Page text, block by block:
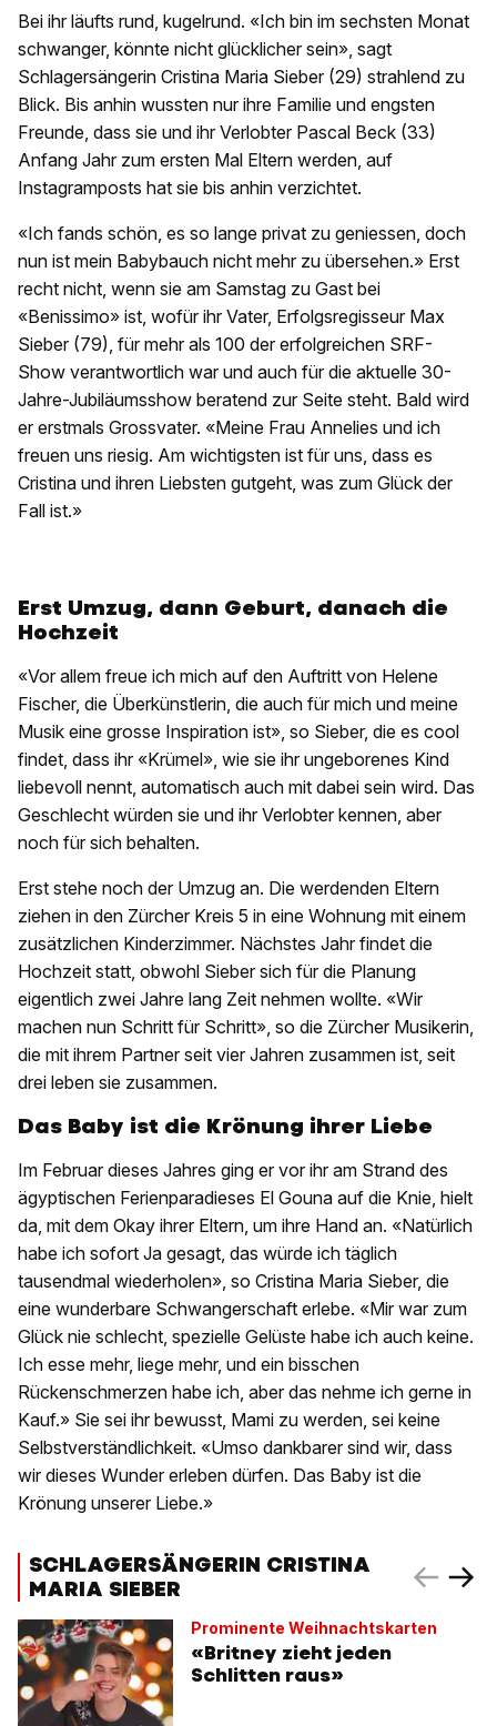
Bei ihr läufts rund, kugelrund. «Ich bin im sechsten Monat
schwanger, könnte nicht glücklicher sein», sagt
Schlagersängerin Cristina Maria Sieber (29) strahlend zu
Blick. Bis anhin wussten nur ihre Familie und engsten
Freunde, dass sie und ihr Verlobter Pascal Beck (33)
Anfang Jahr zum ersten Mal Eltern werden, auf
Instagramposts hat sie bis anhin verzichtet.
«Ich fands schön, es so lange privat zu geniessen, doch
nun ist mein Babybauch nicht mehr zu übersehen.» Erst
recht nicht, wenn sie am Samstag zu Gast bei
«Benissimo» ist, wofür ihr Vater, Erfolgsregisseur Max
Sieber (79), für mehr als 100 der erfolgreichen SRF-
Show verantwortlich war und auch für die aktuelle 30-
Jahre-Jubiläumsshow beratend zur Seite steht. Bald wird
er erstmals Grossvater. «Meine Frau Annelies und ich
freuen uns riesig. Am wichtigsten ist für uns, dass es
Cristina und ihren Liebsten gutgeht, was zum Glück der
Fall ist.»
Erst Umzug, dann Geburt, danach die
Hochzeit
«Vor allem freue ich mich auf den Auftritt von Helene
Fischer, die Überkünstlerin, die auch für mich und meine
Musik eine grosse Inspiration ist», so Sieber, die es cool
findet, dass ihr «Krümel», wie sie ihr ungeborenes Kind
liebevoll nennt, automatisch auch mit dabei sein wird. Das
Geschlecht würden sie und ihr Verlobter kennen, aber
noch für sich behalten.
Erst stehe noch der Umzug an. Die werdenden Eltern
ziehen in den Zürcher Kreis 5 in eine Wohnung mit einem
zusätzlichen Kinderzimmer. Nächstes Jahr findet die
Hochzeit statt, obwohl Sieber sich für die Planung
eigentlich zwei Jahre lang Zeit nehmen wollte. «Wir
machen nun Schritt für Schritt», so die Zürcher Musikerin,
die mit ihrem Partner seit vier Jahren zusammen ist, seit
drei leben sie zusammen.
Das Baby ist die Krönung ihrer Liebe
Im Februar dieses Jahres ging er vor ihr am Strand des
ägyptischen Ferienparadieses El Gouna auf die Knie, hielt
da, mit dem Okay ihrer Eltern, um ihre Hand an. «Natürlich
habe ich sofort Ja gesagt, das würde ich täglich
tausendmal wiederholen», so Cristina Maria Sieber, die
eine wunderbare Schwangerschaft erlebe. «Mir war zum
Glück nie schlecht, spezielle Gelüste habe ich auch keine.
Ich esse mehr, liege mehr, und ein bisschen
Rückenschmerzen habe ich, aber das nehme ich gerne in
Kauf.» Sie sei ihr bewusst, Mami zu werden, sei keine
Selbstverständlichkeit. «Umso dankbarer sind wir, dass
wir dieses Wunder erleben dürfen. Das Baby ist die
Krönung unserer Liebe.»
SCHLAGERSÄNGERIN CRISTINA
MARIA SIEBER
Prominente Weihnachtskarten
«Britney zieht jeden
Schlitten raus»